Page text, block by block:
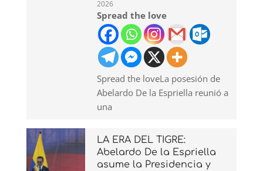
2026
Spread the love
Spread the loveLa posesión de
Abelardo De la Espriella reunió a
una
LA ERA DEL TIGRE:
Abelardo De la Espriella
asume la Presidencia y